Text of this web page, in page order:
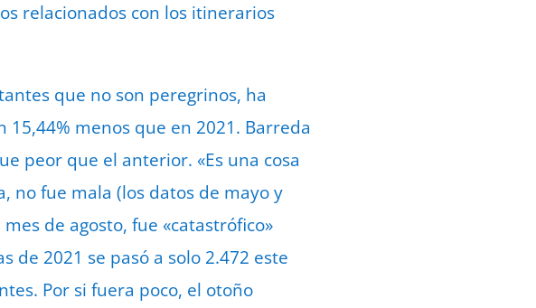
relacionados con los itinerarios
que no son peregrinos, ha
menos que en 2021. Barreda
peor que el anterior. «Es una cosa
no fue mala (los datos de mayo y
de agosto, fue «catastrófico»
de 2021 se pasó a solo 2.472 este
Por si fuera poco, el otoño